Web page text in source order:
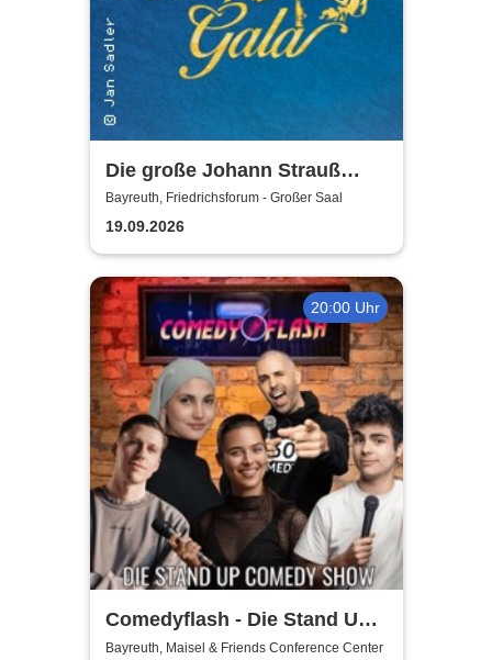
Die große Johann Strauß
Gala - unsterbliche Arien &
Duette der Strauß Familie
Bayreuth, Friedrichsforum - Großer Saal
19.09.2026
20:00 Uhr
Comedyflash - Die Stand Up
Comedy Show
Bayreuth, Maisel & Friends Conference Center